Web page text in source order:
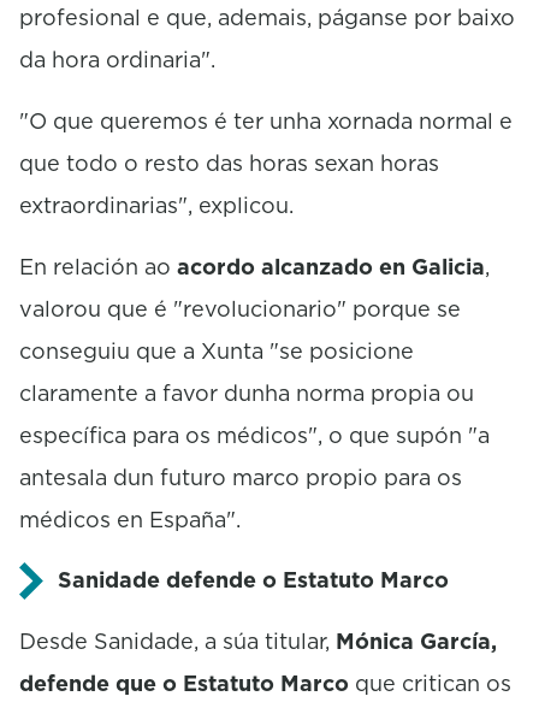
profesional e que, ademais, páganse por baixo
da hora ordinaria".
"O que queremos é ter unha xornada normal e
que todo o resto das horas sexan horas
extraordinarias", explicou.
En relación ao acordo alcanzado en Galicia,
valorou que é "revolucionario" porque se
conseguiu que a Xunta "se posicione
claramente a favor dunha norma propia ou
específica para os médicos", o que supón "a
antesala dun futuro marco propio para os
médicos en España".
Sanidade defende o Estatuto Marco
Desde Sanidade, a súa titular, Mónica García,
defende que o Estatuto Marco que critican os